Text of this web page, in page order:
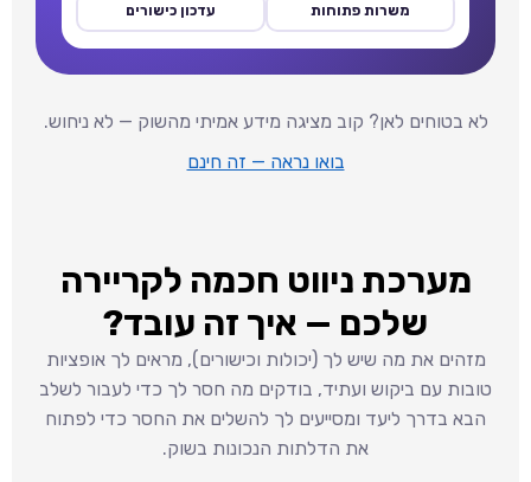
משרות פתוחות עדכון כישורים
לא בטוחים לאן? קוב מציגה מידע אמיתי מהשוק — לא ניחוש.
בואו נראה — זה חינם
מערכת ניווט חכמה לקריירה
שלכם — איך זה עובד?
מזהים את מה שיש לך (יכולות וכישורים), מראים לך אופציות
טובות עם ביקוש ועתיד, בודקים מה חסר לך כדי לעבור לשלב
הבא בדרך ליעד ומסייעים לך להשלים את החסר כדי לפתוח
את הדלתות הנכונות בשוק.